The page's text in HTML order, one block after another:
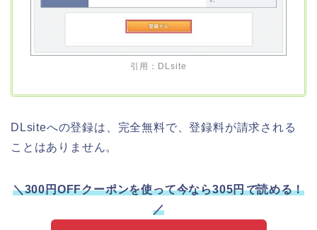
引用：DLsite
DLsiteへの登録は、完全無料で、登録料が請求される
ことはありません。
＼300円OFFクーポンを使って今なら305円で読める！
／